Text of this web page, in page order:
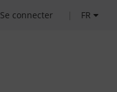
Se connecter FR